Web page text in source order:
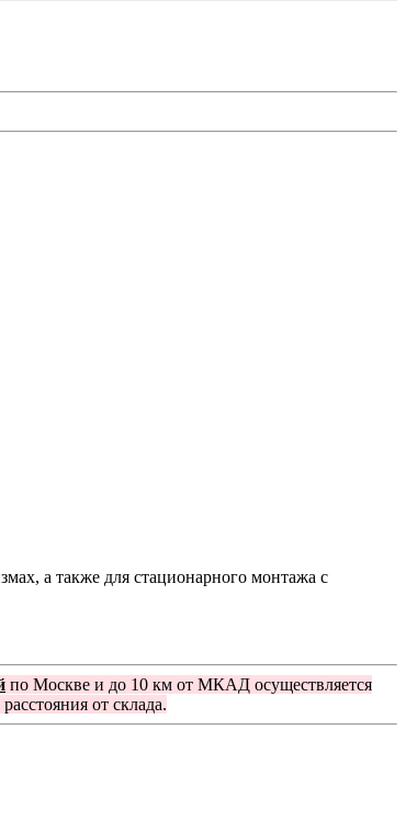
а также для стационарного монтажа с
по Москве и до 10 км от МКАД осуществляется
от склада.